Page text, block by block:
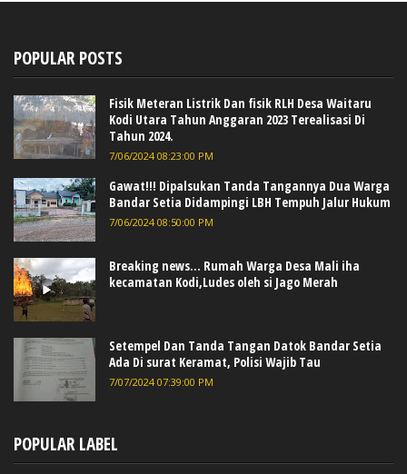
POPULAR POSTS
Fisik Meteran Listrik Dan fisik RLH Desa Waitaru
Kodi Utara Tahun Anggaran 2023 Terealisasi Di
Tahun 2024.
7/06/2024 08:23:00 PM
Gawat!!! Dipalsukan Tanda Tangannya Dua Warga
Bandar Setia Didampingi LBH Tempuh Jalur Hukum
7/06/2024 08:50:00 PM
Breaking news... Rumah Warga Desa Mali iha
kecamatan Kodi,Ludes oleh si Jago Merah
Setempel Dan Tanda Tangan Datok Bandar Setia
Ada Di surat Keramat, Polisi Wajib Tau
7/07/2024 07:39:00 PM
POPULAR LABEL